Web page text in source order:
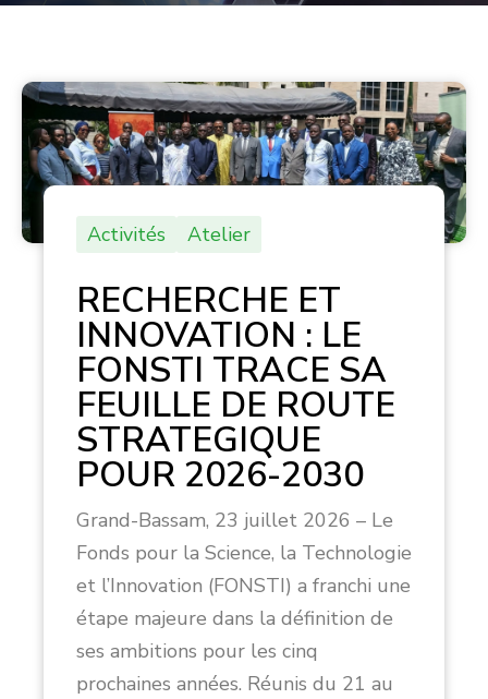
Activités Atelier
RECHERCHE ET
INNOVATION : LE
FONSTI TRACE SA
FEUILLE DE ROUTE
STRATEGIQUE
POUR 2026-2030
Grand-Bassam, 23 juillet 2026 – Le
Fonds pour la Science, la Technologie
et l’Innovation (FONSTI) a franchi une
étape majeure dans la définition de
ses ambitions pour les cinq
prochaines années. Réunis du 21 au